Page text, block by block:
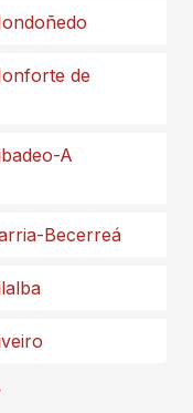
de
A
Becerreá